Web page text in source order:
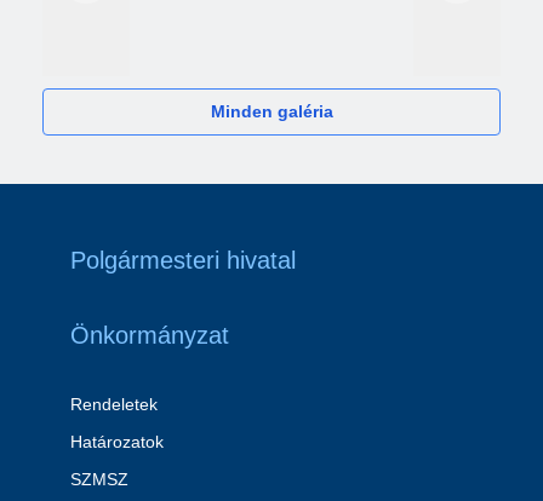
Minden galéria
Polgármesteri hivatal
Önkormányzat
Rendeletek
Határozatok
SZMSZ